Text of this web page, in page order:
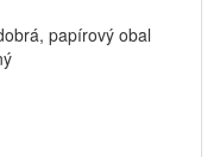
papírový obal